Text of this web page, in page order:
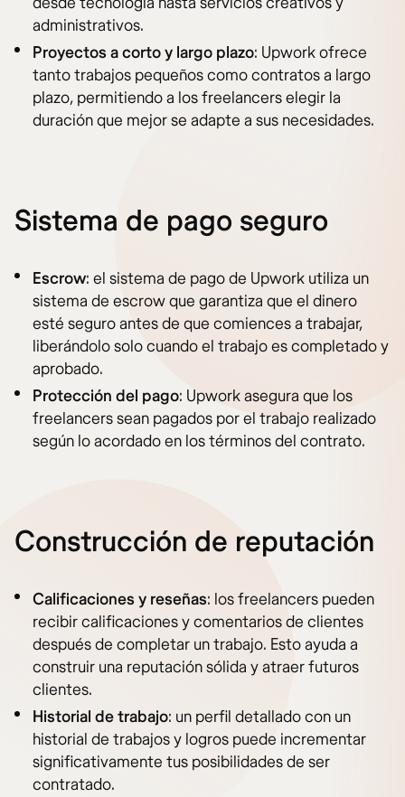
administrativos.
Proyectos a corto y largo plazo: Upwork ofrece
tanto trabajos pequeños como contratos a largo
plazo, permitiendo a los freelancers elegir la
duración que mejor se adapte a sus necesidades.
Sistema de pago seguro
Escrow: el sistema de pago de Upwork utiliza un
sistema de escrow que garantiza que el dinero
esté seguro antes de que comiences a trabajar,
liberándolo solo cuando el trabajo es completado y
aprobado.
Protección del pago: Upwork asegura que los
freelancers sean pagados por el trabajo realizado
según lo acordado en los términos del contrato.
Construcción de reputación
Calificaciones y reseñas: los freelancers pueden
recibir calificaciones y comentarios de clientes
después de completar un trabajo. Esto ayuda a
construir una reputación sólida y atraer futuros
clientes.
Historial de trabajo: un perfil detallado con un
historial de trabajos y logros puede incrementar
significativamente tus posibilidades de ser
contratado.